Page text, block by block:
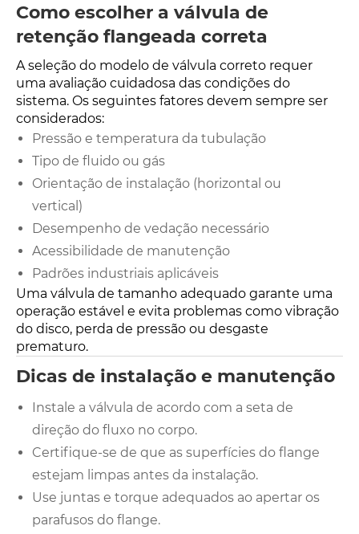
Como escolher a válvula de
retenção flangeada correta
A seleção do modelo de válvula correto requer
uma avaliação cuidadosa das condições do
sistema. Os seguintes fatores devem sempre ser
considerados:
Pressão e temperatura da tubulação
Tipo de fluido ou gás
Orientação de instalação (horizontal ou
vertical)
Desempenho de vedação necessário
Acessibilidade de manutenção
Padrões industriais aplicáveis
Uma válvula de tamanho adequado garante uma
operação estável e evita problemas como vibração
do disco, perda de pressão ou desgaste
prematuro.
Dicas de instalação e manutenção
Instale a válvula de acordo com a seta de
direção do fluxo no corpo.
Certifique-se de que as superfícies do flange
estejam limpas antes da instalação.
Use juntas e torque adequados ao apertar os
parafusos do flange.